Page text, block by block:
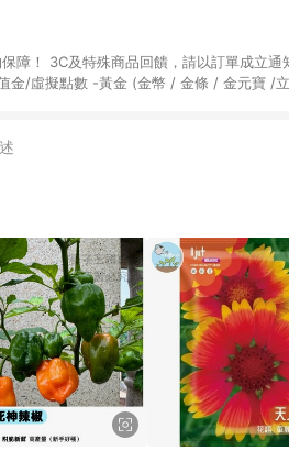
特殊商品回饋，請以訂單成立通知為準 1. 請注意以下
金/虛擬點數 -黃金 (金幣 / 金條 / 金元寶 /
商品賣場中有標示「商店」及顯示商店名